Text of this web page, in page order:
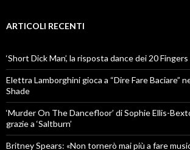
ARTICOLI RECENTI
‘Short Dick Man’, la risposta dance dei 20
Elettra Lamborghini gioca a “Dire Fare Baciare”
Shade
‘Murder On The Dancefloor’ di Sophie Ellis-
grazie a ‘Saltburn’
Britney Spears: «Non tornerò mai più a fare